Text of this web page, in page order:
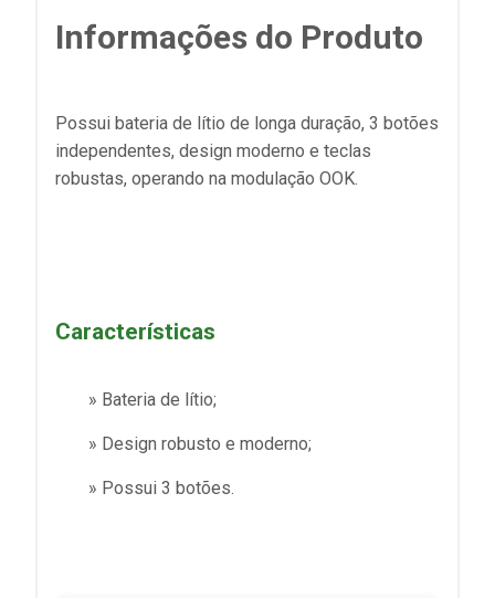
Informações do Produto
Possui bateria de lítio de longa duração, 3 botões
independentes, design moderno e teclas
robustas, operando na modulação OOK.
Características
» Bateria de lítio;
» Design robusto e moderno;
» Possui 3 botões.